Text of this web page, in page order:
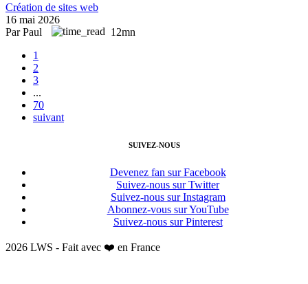
Création de sites web
16 mai 2026
Par Paul
12mn
1
2
3
...
70
suivant
SUIVEZ-NOUS
Devenez fan sur Facebook
Suivez-nous sur Twitter
Suivez-nous sur Instagram
Abonnez-vous sur YouTube
Suivez-nous sur Pinterest
2026 LWS - Fait avec ❤️ en France